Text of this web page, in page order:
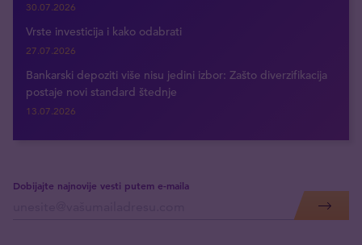
30.07.2026
Vrste investicija i kako odabrati
27.07.2026
Bankarski depoziti više nisu jedini izbor: Zašto diverzifikacija
postaje novi standard štednje
13.07.2026
Dobijajte najnovije vesti putem e-maila